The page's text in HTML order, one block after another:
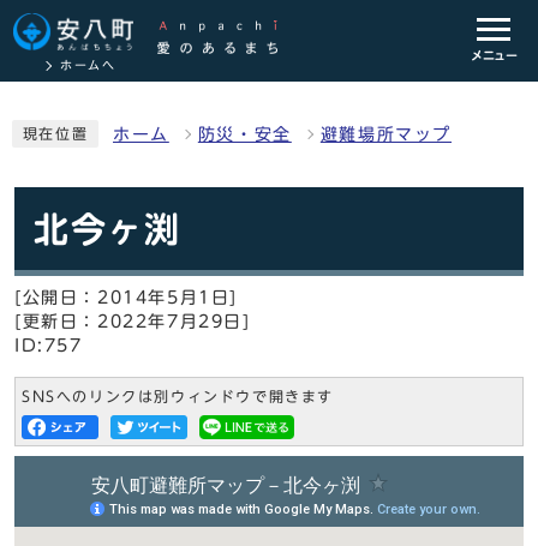
ホームへ
メニュー
現在位置 ホーム 防災・安全 避難場所マップ
北今ヶ渕
[公開日：2014年5月1日]
[更新日：2022年7月29日]
ID:757
SNSへのリンクは別ウィンドウで開きます